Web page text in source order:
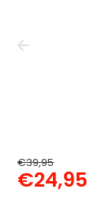
€39,95
€24,95